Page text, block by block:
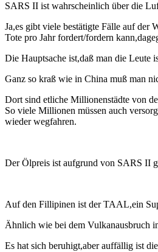
SARS II ist wahrscheinlich über die
Ja,es gibt viele bestätigte Fälle auf der
Tote pro Jahr fordert/fordern
Die Hauptsache ist,daß man die Leute
Ganz so kraß wie in China muß man
Dort sind etliche Millionenstädte von
So viele Millionen müssen auch
wieder wegfahren.
Der Ölpreis ist aufgrund von SARS II
Auf den Fillipinen ist der TAAL,ein
Ähnlich wie bei dem Vulkanausbruch
Es hat sich beruhigt,aber auffällig ist